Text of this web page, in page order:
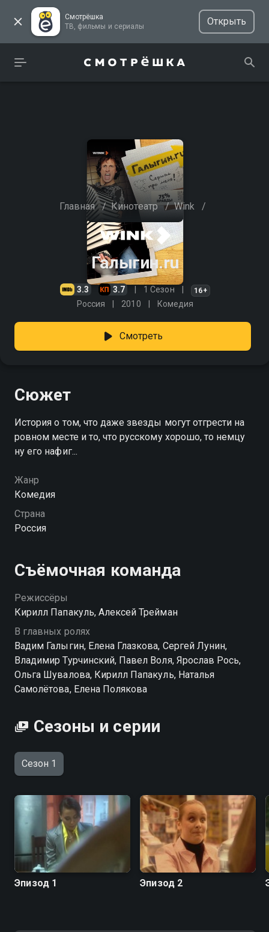
Смотрёшка
ТВ, фильмы и сериалы
Открыть
Главная / Кинотеатр / Wink /
Галыгин.ru
3.3 3.7 1 Сезон 16+
Россия 2010 Комедия
Смотреть
Сюжет
История о том, что даже звезды могут отгрести на
ровном месте и то, что русскому хорошо, то немцу
ну его нафиг...
Жанр
Комедия
Страна
Россия
Съёмочная команда
Режиссёры
Кирилл Папакуль, Алексей Трейман
В главных ролях
Вадим Галыгин, Елена Глазкова, Сергей Лунин,
Владимир Турчинский, Павел Воля, Ярослав Рось,
Ольга Шувалова, Кирилл Папакуль, Наталья
Самолётова, Елена Полякова
Сезоны и серии
Сезон 1
Эпизод 1 Эпизод 2